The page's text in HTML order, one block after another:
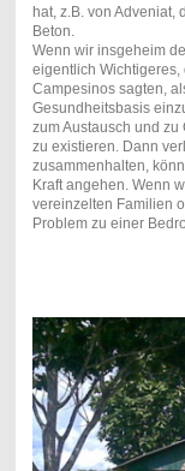
hat, z.B. von Adveniat,
Beton.
Wenn wir insgeheim
eigentlich
Campesinos sagten,
Gesundheitsbasis
zum Austausch und
zu existieren. Dann
zusammenhalten,
Kraft angehen. Wenn
vereinzelten Familien
Problem zu einer